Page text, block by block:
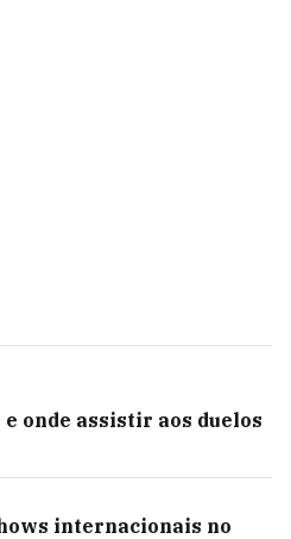
onde assistir aos duelos
internacionais no